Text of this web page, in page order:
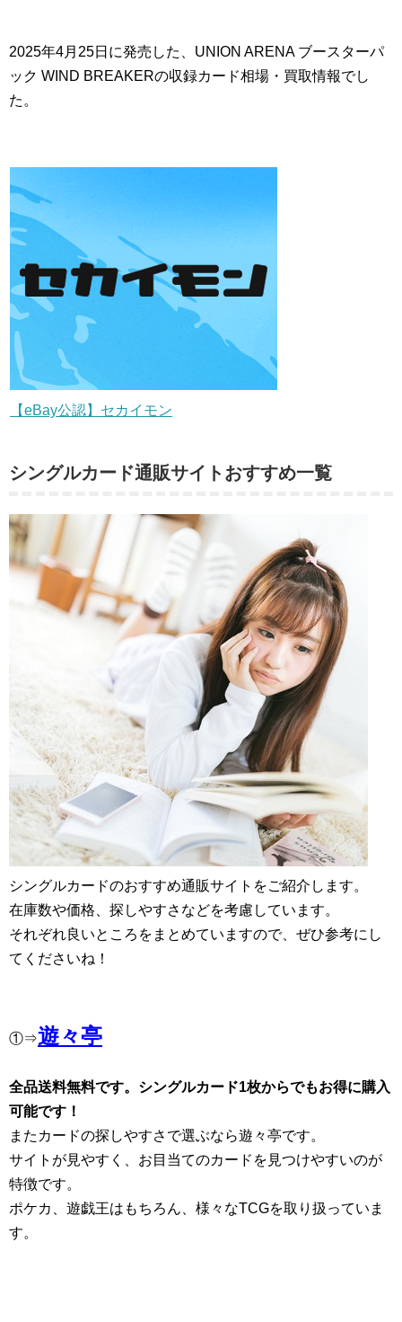
2025年4月25日に発売した、UNION ARENA ブースターパ
ック WIND BREAKERの収録カード相場・買取情報でし
た。
【eBay公認】セカイモン
シングルカード通販サイトおすすめ一覧
シングルカードのおすすめ通販サイトをご紹介します。
在庫数や価格、探しやすさなどを考慮しています。
それぞれ良いところをまとめていますので、ぜひ参考にし
てくださいね！
①⇒遊々亭
全品送料無料です。シングルカード1枚からでもお得に購入
可能です！
またカードの探しやすさで選ぶなら遊々亭です。
サイトが見やすく、お目当てのカードを見つけやすいのが
特徴です。
ポケカ、遊戯王はもちろん、様々なTCGを取り扱っていま
す。